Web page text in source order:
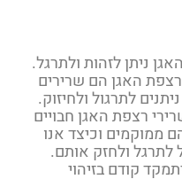
ניתן לזהות ולתרגל.
האגן הם שרירים
לתרגול ולחיזוק.
רצפת האגן חבויים
ממוקמים וכיצד אנו
לתרגל ולחזק אותם.
קודם בזיהוי